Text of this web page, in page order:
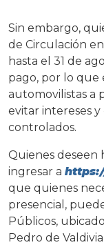
Sin embargo,
de Circulación
hasta el 31 de
pago, por lo que
automovilistas a
evitar intereses
controlados.
Quienes deseen
ingresar a
que quienes
presencial,
Públicos,
Pedro de